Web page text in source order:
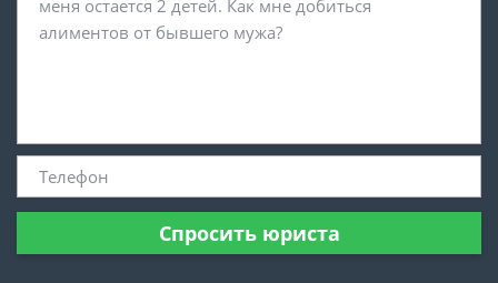
Спросить юриста